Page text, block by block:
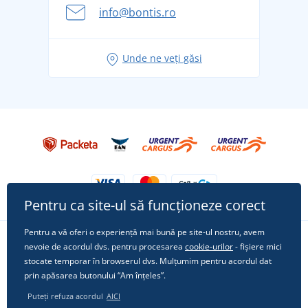
Aventura de vară începe cu bagajul - pregătiți-vă
pentru vacanță fără griji
Tricoul preferat City în rol principal: ținute pentru
info@bontis.ro
Unde ne veți găsi
Urmărește-ne pe rețelele sociale
Pentru ca site-ul să funcționeze corect
Pentru a vă oferi o experiență mai bună pe site-ul nostru, avem
nevoie de acordul dvs. pentru procesarea cookie-urilor- fișiere mici
stocate temporar în browserul dvs. Mulțumim pentru acordul dat
prin apăsarea butonului “Am înțeles”.
Puteți refuza acordul AICI